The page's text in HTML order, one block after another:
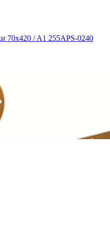
70x420 / A1 255APS-0240